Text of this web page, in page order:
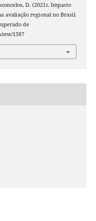
D. (2021). Impacto
avaliação regional no Brasil.
de
1587